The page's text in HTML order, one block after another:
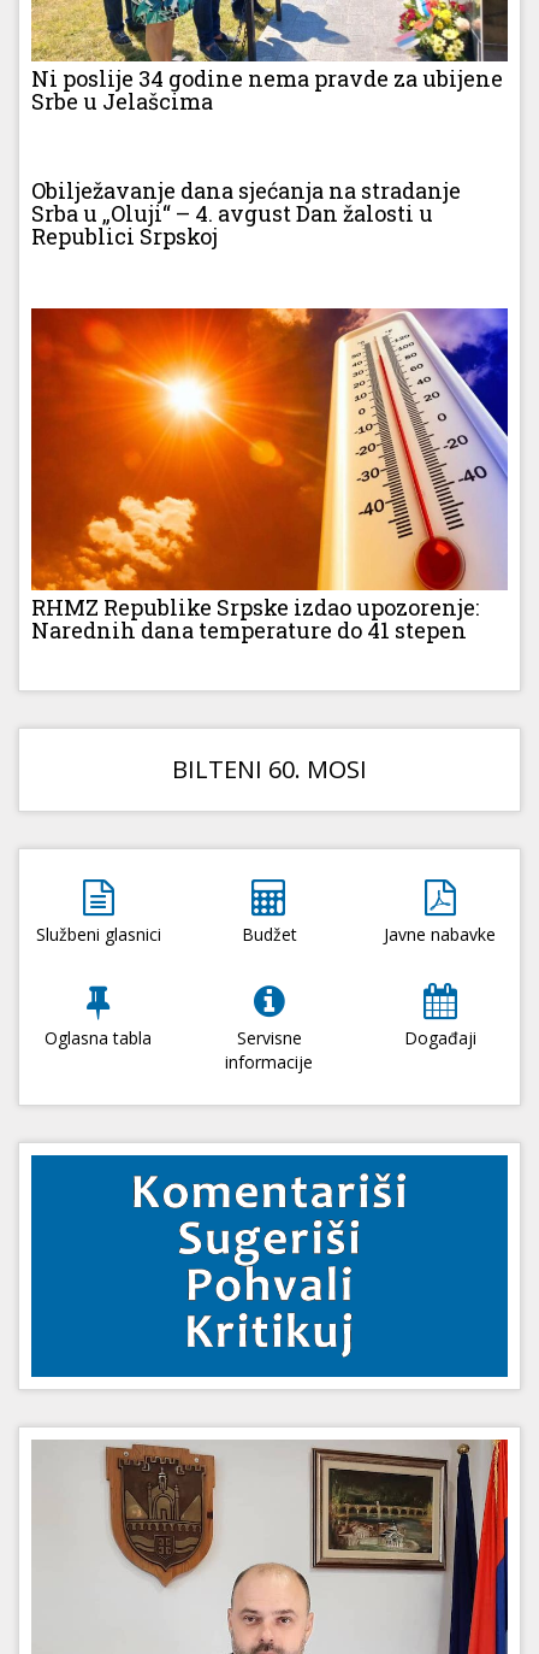
Ni poslije 34 godine nema pravde za ubijene
Srbe u Jelašcima
Obilježavanje dana sjećanja na stradanje
Srba u „Oluji“ – 4. avgust Dan žalosti u
Republici Srpskoj
RHMZ Republike Srpske izdao upozorenje:
Narednih dana temperature do 41 stepen
BILTENI 60. MOSI
Službeni glasnici Budžet Javne nabavke
Oglasna tabla
Servisne
informacije
Događaji